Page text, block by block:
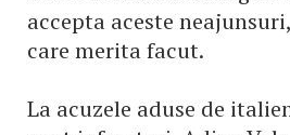
accepta aceste
care merita facut.
La acuzele aduse de